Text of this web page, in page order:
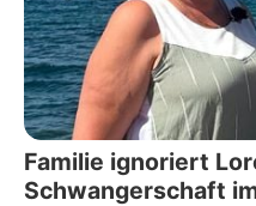
Familie ignoriert
Schwangerschaft